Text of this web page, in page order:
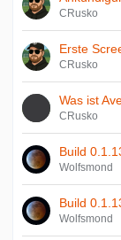
CRusko
Erste
CRusko
Was ist
CRusko
Build
Wolfsmond
Build
Wolfsmond